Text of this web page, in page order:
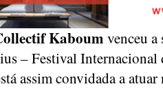
Kaboum venceu a
– Festival Internacional
assim convidada a